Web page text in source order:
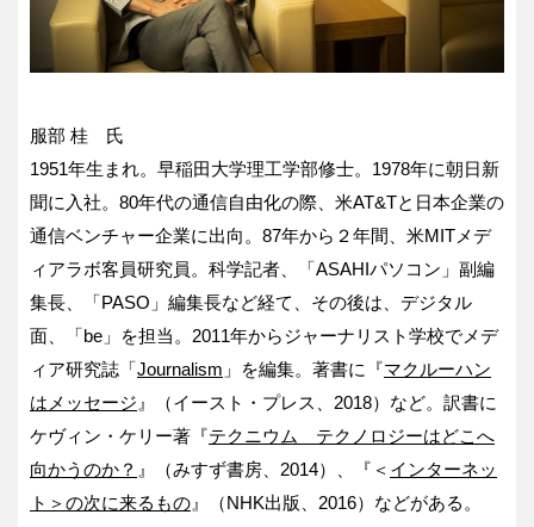
服部 桂 氏
1951年生まれ。早稲田大学理工学部修士。1978年に朝日新
聞に入社。80年代の通信自由化の際、米AT&Tと日本企業の
通信ベンチャー企業に出向。87年から２年間、米MITメデ
ィアラボ客員研究員。科学記者、「ASAHIパソコン」副編
集長、「PASO」編集長など経て、その後は、デジタル
面、「be」を担当。2011年からジャーナリスト学校でメデ
ィア研究誌「Journalism 」を編集。著書に『マクルーハン
はメッセージ 』（イースト・プレス、2018）など。訳書に
ケヴィン・ケリー著『テクニウム テクノロジーはどこへ
向かうのか？ 』（みすず書房、2014）、『＜ インターネッ
ト＞の次に来るもの 』（NHK出版、2016）などがある。